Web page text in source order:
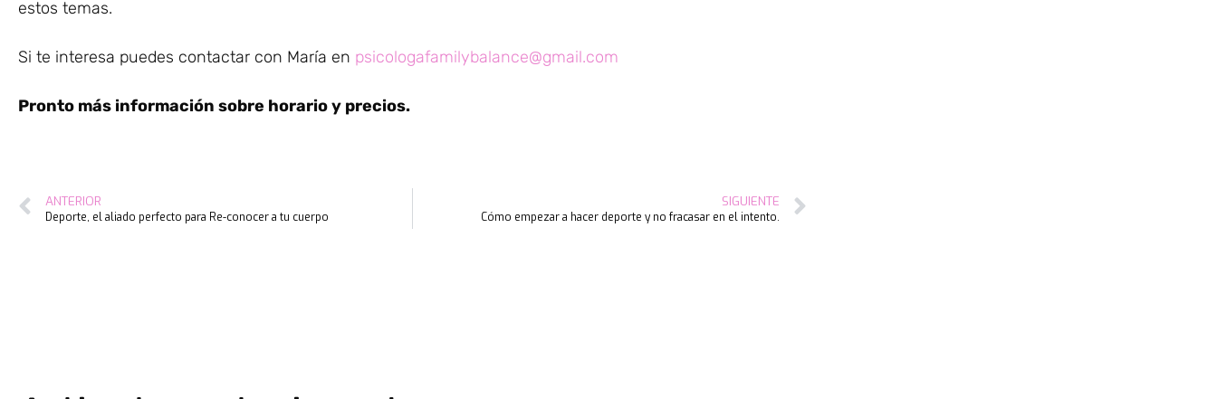
estos temas.
Si te interesa puedes contactar con María en psicologafamilybalance@gmail.com
Pronto más información sobre horario y precios.
ANTERIOR
Deporte, el aliado perfecto para Re-conocer a tu cuerpo
SIGUIENTE
Cómo empezar a hacer deporte y no fracasar en el intento.